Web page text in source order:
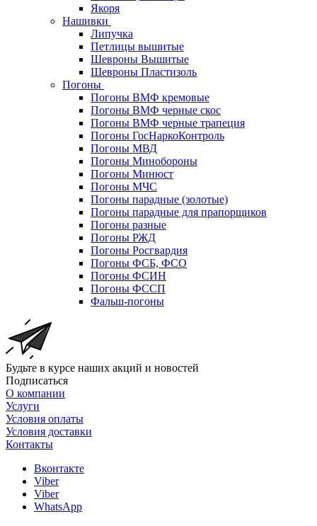
Якоря
Нашивки
Липучка
Петлицы вышитые
Шевроны Вышитые
Шевроны Пластизоль
Погоны
Погоны ВМФ кремовые
Погоны ВМФ черные скос
Погоны ВМФ черные трапеция
Погоны ГосНаркоКонтроль
Погоны МВД
Погоны Минобороны
Погоны Минюст
Погоны МЧС
Погоны парадные (золотые)
Погоны парадные для прапорщиков
Погоны разные
Погоны РЖД
Погоны Росгвардия
Погоны ФСБ, ФСО
Погоны ФСИН
Погоны ФССП
Фальш-погоны
Будьте в курсе наших акций и новостей
Подписаться
О компании
Услуги
Условия оплаты
Условия доставки
Контакты
Вконтакте
Viber
Viber
WhatsApp